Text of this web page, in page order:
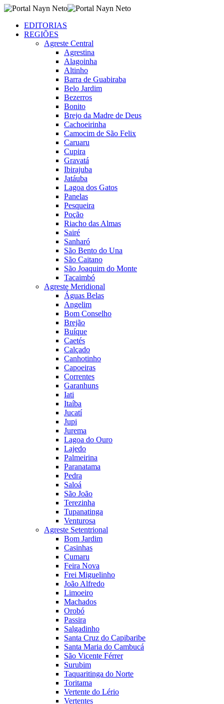
EDITORIAS
REGIÕES
Agreste Central
Agrestina
Alagoinha
Altinho
Barra de Guabiraba
Belo Jardim
Bezerros
Bonito
Brejo da Madre de Deus
Cachoeirinha
Camocim de São Felix
Caruaru
Cupira
Gravatá
Ibirajuba
Jatáuba
Lagoa dos Gatos
Panelas
Pesqueira
Poção
Riacho das Almas
Sairé
Sanharó
São Bento do Una
São Caitano
São Joaquim do Monte
Tacaimbó
Agreste Meridional
Águas Belas
Angelim
Bom Conselho
Brejão
Buíque
Caetés
Calçado
Canhotinho
Capoeiras
Correntes
Garanhuns
Iati
Itaíba
Jucatí
Jupi
Jurema
Lagoa do Ouro
Lajedo
Palmeirina
Paranatama
Pedra
Saloá
São João
Terezinha
Tupanatinga
Venturosa
Agreste Setentrional
Bom Jardim
Casinhas
Cumaru
Feira Nova
Frei Miguelinho
João Alfredo
Limoeiro
Machados
Orobó
Passira
Salgadinho
Santa Cruz do Capibaribe
Santa Maria do Cambucá
São Vicente Férrer
Surubim
Taquaritinga do Norte
Toritama
Vertente do Lério
Vertentes